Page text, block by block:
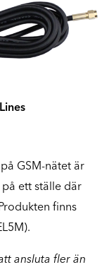
GSM-nätet är
ett ställe där
finns
ansluta fler än